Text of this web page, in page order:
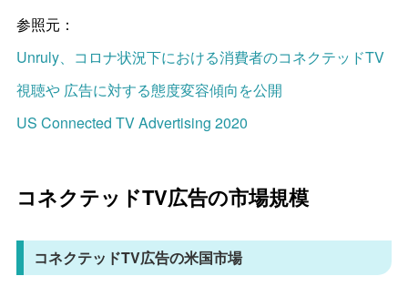
参照元：
Unruly、コロナ状況下における消費者のコネクテッドTV
視聴や 広告に対する態度変容傾向を公開
US Connected TV Advertising 2020
コネクテッドTV広告の市場規模
コネクテッドTV広告の米国市場